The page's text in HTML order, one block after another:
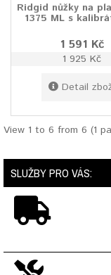
Ridgid nůžky na
1375 ML s
1 591 Kč
1 925 Kč
Detail
View 1 to 6 from 6 (1
SLUŽBY PRO VÁS: